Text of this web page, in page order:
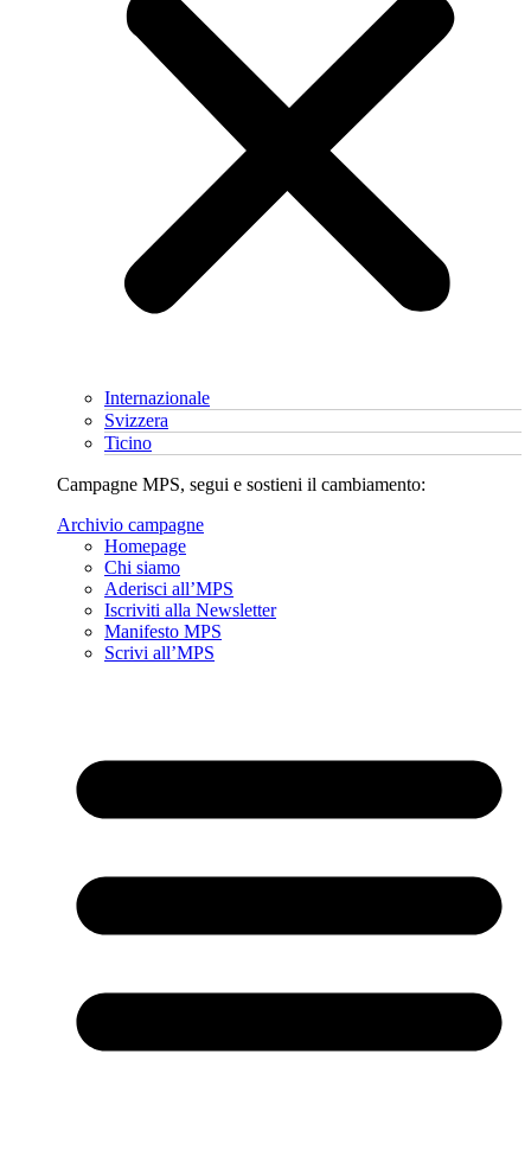
Internazionale
Svizzera
Ticino
Campagne MPS, segui e sostieni il cambiamento:
Archivio campagne
Homepage
Chi siamo
Aderisci all’MPS
Iscriviti alla Newsletter
Manifesto MPS
Scrivi all’MPS